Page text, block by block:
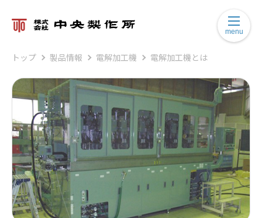
menu
トップ 製品情報 電解加工機 電解加工機とは